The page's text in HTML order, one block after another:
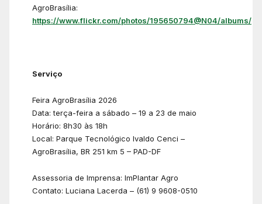
AgroBrasília:
https://www.flickr.com/photos/195650794@N04/albums/
Serviço
Feira AgroBrasília 2026
Data: terça-feira a sábado – 19 a 23 de maio
Horário: 8h30 às 18h
Local: Parque Tecnológico Ivaldo Cenci –
AgroBrasília, BR 251 km 5 – PAD-DF
Assessoria de Imprensa: ImPlantar Agro
Contato: Luciana Lacerda – (61) 9 9608-0510